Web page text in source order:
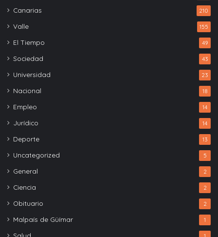
Canarias 210
Valle 155
El Tiempo 49
Sociedad 43
Universidad 23
Nacional 18
Empleo 14
Jurídico 14
Deporte 13
Uncategorized 5
General 2
Ciencia 2
Obituario 2
Malpaís de Güímar 1
Salud